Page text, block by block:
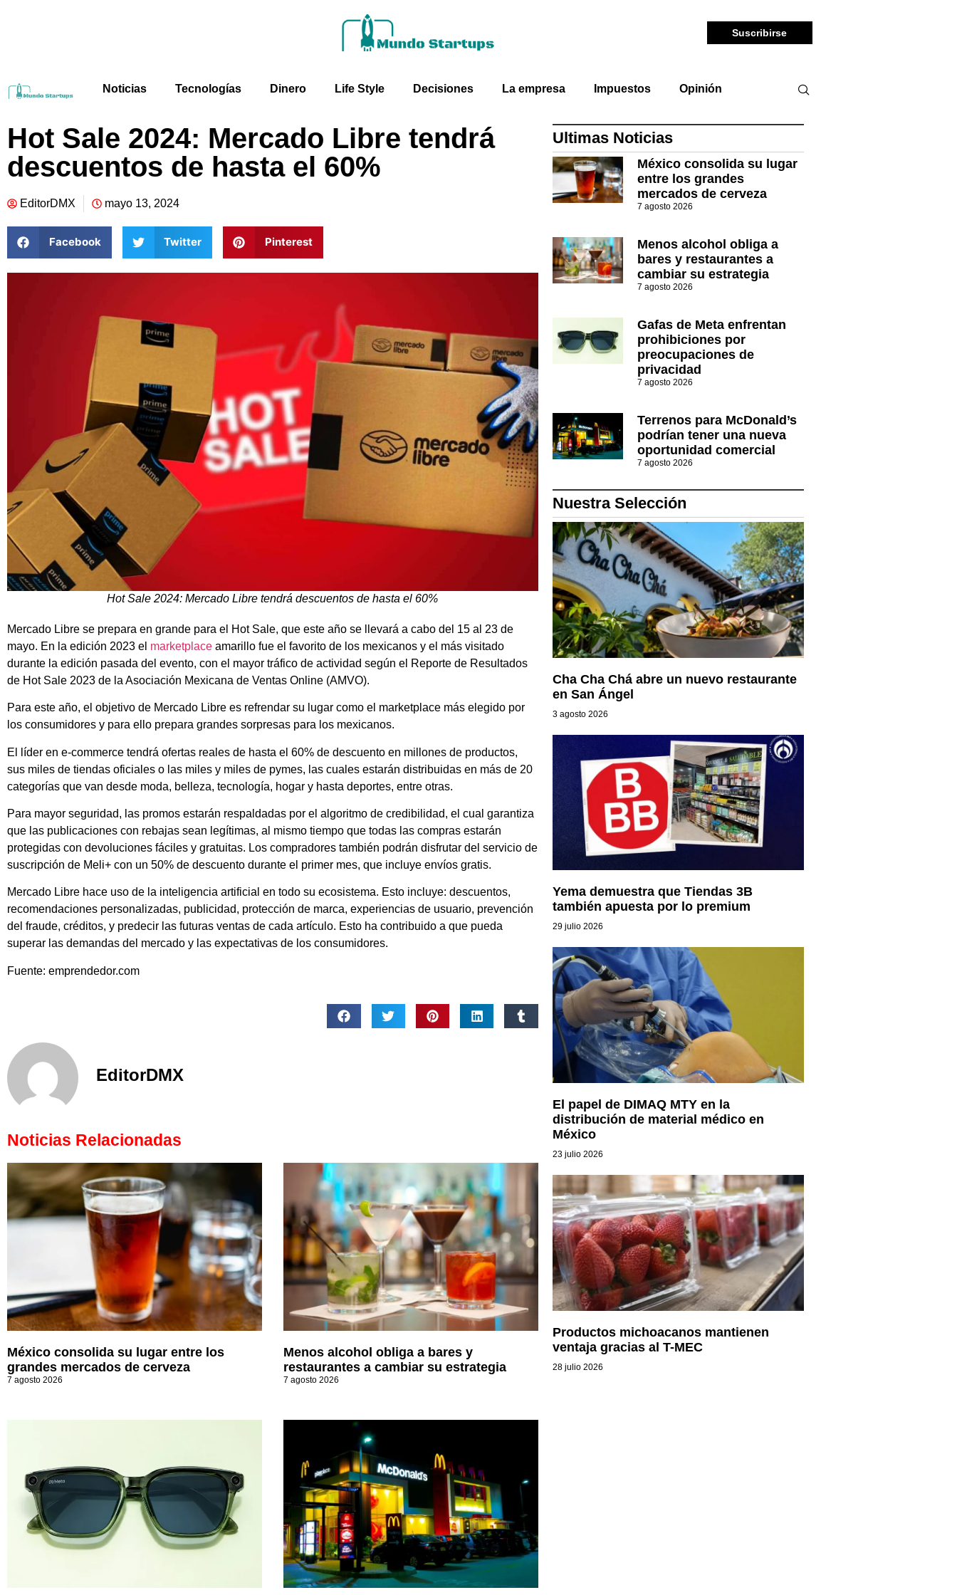
Suscribirse
Noticias Tecnologías Dinero Life Style Decisiones La empresa Impuestos Opinión
Hot Sale 2024: Mercado Libre tendrá
descuentos de hasta el 60%
EditorDMX mayo 13, 2024
Facebook Twitter Pinterest
Hot Sale 2024: Mercado Libre tendrá descuentos de hasta el 60%
Mercado Libre se prepara en grande para el Hot Sale, que este año se llevará a cabo del 15 al 23 de
mayo. En la edición 2023 el marketplace amarillo fue el favorito de los mexicanos y el más visitado
durante la edición pasada del evento, con el mayor tráfico de actividad según el Reporte de Resultados
de Hot Sale 2023 de la Asociación Mexicana de Ventas Online (AMVO).
Para este año, el objetivo de Mercado Libre es refrendar su lugar como el marketplace más elegido por
los consumidores y para ello prepara grandes sorpresas para los mexicanos.
El líder en e-commerce tendrá ofertas reales de hasta el 60% de descuento en millones de productos,
sus miles de tiendas oficiales o las miles y miles de pymes, las cuales estarán distribuidas en más de 20
categorías que van desde moda, belleza, tecnología, hogar y hasta deportes, entre otras.
Para mayor seguridad, las promos estarán respaldadas por el algoritmo de credibilidad, el cual garantiza
que las publicaciones con rebajas sean legítimas, al mismo tiempo que todas las compras estarán
protegidas con devoluciones fáciles y gratuitas. Los compradores también podrán disfrutar del servicio de
suscripción de Meli+ con un 50% de descuento durante el primer mes, que incluye envíos gratis.
Mercado Libre hace uso de la inteligencia artificial en todo su ecosistema. Esto incluye: descuentos,
recomendaciones personalizadas, publicidad, protección de marca, experiencias de usuario, prevención
del fraude, créditos, y predecir las futuras ventas de cada artículo. Esto ha contribuido a que pueda
superar las demandas del mercado y las expectativas de los consumidores.
Fuente: emprendedor.com
EditorDMX
Noticias Relacionadas
México consolida su lugar entre los
grandes mercados de cerveza
7 agosto 2026
Menos alcohol obliga a bares y
restaurantes a cambiar su estrategia
7 agosto 2026
Ultimas Noticias
México consolida su lugar
entre los grandes
mercados de cerveza
7 agosto 2026
Menos alcohol obliga a
bares y restaurantes a
cambiar su estrategia
7 agosto 2026
Gafas de Meta enfrentan
prohibiciones por
preocupaciones de
privacidad
7 agosto 2026
Terrenos para McDonald’s
podrían tener una nueva
oportunidad comercial
7 agosto 2026
Nuestra Selección
Cha Cha Chá abre un nuevo restaurante
en San Ángel
3 agosto 2026
Yema demuestra que Tiendas 3B
también apuesta por lo premium
29 julio 2026
El papel de DIMAQ MTY en la
distribución de material médico en
México
23 julio 2026
Productos michoacanos mantienen
ventaja gracias al T-MEC
28 julio 2026